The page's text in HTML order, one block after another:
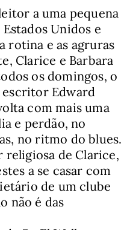
a uma pequena
Unidos e
rotina e as agruras
Clarice e Barbara
os domingos, o
escritor Edward
com mais uma
e perdão, no
no ritmo do blues.
religiosa de Clarice,
a se casar com
de um clube
não é das